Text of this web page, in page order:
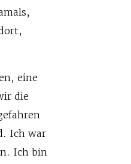
eine
die
Ich war
Ich bin